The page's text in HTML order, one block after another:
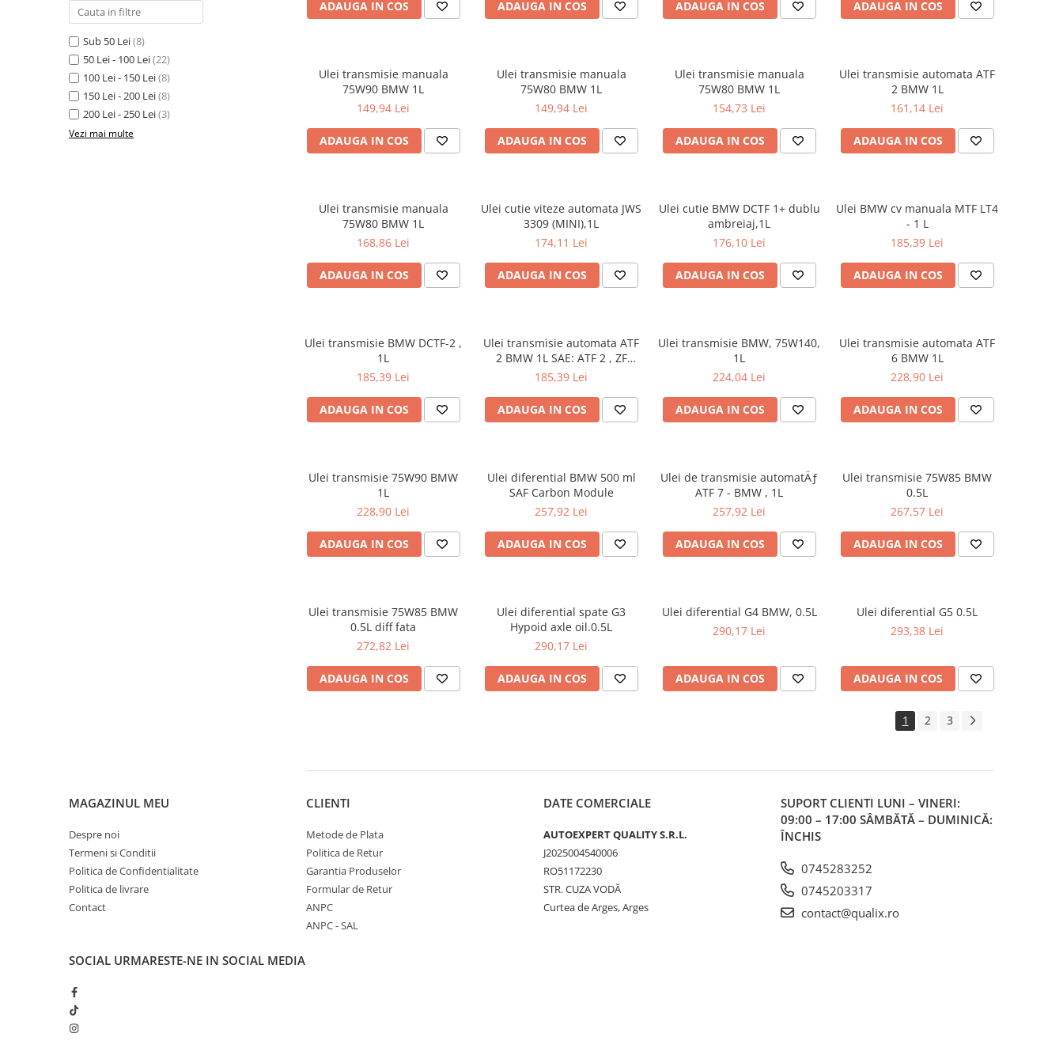
Adaptoare LED
Anulatoare eoare LED
Auxiliare Halogen
Auxiliare LED
Ulei Transmisie
Sub 50 Lei(8)
50 Lei - 100 Lei(22)
100 Lei - 150 Lei(8)
150 Lei - 200 Lei(8)
200 Lei - 250 Lei(3)
Vezi mai multe
ADAUGA IN COS ADAUGA IN COS ADAUGA IN COS ADAUGA IN COS
Ulei transmisie manuala
75W90 BMW 1L
149,94 Lei
ADAUGA IN COS
Ulei transmisie manuala
75W80 BMW 1L
149,94 Lei
ADAUGA IN COS
Ulei transmisie manuala
75W80 BMW 1L
154,73 Lei
ADAUGA IN COS
Ulei transmisie automata ATF
2 BMW 1L
161,14 Lei
ADAUGA IN COS
Ulei transmisie manuala
75W80 BMW 1L
168,86 Lei
ADAUGA IN COS
Ulei cutie viteze automata JWS
3309 (MINI),1L
174,11 Lei
ADAUGA IN COS
Ulei cutie BMW DCTF 1+ dublu
ambreiaj,1L
176,10 Lei
ADAUGA IN COS
Ulei BMW cv manuala MTF LT4
- 1 L
185,39 Lei
ADAUGA IN COS
Ulei transmisie BMW DCTF-2 ,
1L
185,39 Lei
ADAUGA IN COS
Ulei transmisie automata ATF
2 BMW 1L SAE: ATF 2 , ZF
LifeGuardFluid 6 Aplicatii:
185,39 Lei
ADAUGA IN COS
Ulei transmisie BMW, 75W140,
1L
224,04 Lei
ADAUGA IN COS
Ulei transmisie automata ATF
6 BMW 1L
228,90 Lei
ADAUGA IN COS
Ulei transmisie 75W90 BMW
1L
228,90 Lei
ADAUGA IN COS
Ulei diferential BMW 500 ml
SAF Carbon Module
257,92 Lei
ADAUGA IN COS
Ulei de transmisie automatÄƒ
ATF 7 - BMW , 1L
257,92 Lei
ADAUGA IN COS
Ulei transmisie 75W85 BMW
0.5L
267,57 Lei
ADAUGA IN COS
Ulei transmisie 75W85 BMW
0.5L diff fata
272,82 Lei
ADAUGA IN COS
Ulei diferential spate G3
Hypoid axle oil.0.5L
290,17 Lei
ADAUGA IN COS
Ulei diferential G4 BMW, 0.5L
290,17 Lei
ADAUGA IN COS
Ulei diferential G5 0.5L
293,38 Lei
ADAUGA IN COS
1 2 3
MAGAZINUL MEU
Despre noi
Termeni si Conditii
Politica de Confidentialitate
Politica de livrare
Contact
CLIENTI
Metode de Plata
Politica de Retur
Garantia Produselor
Formular de Retur
ANPC
ANPC - SAL
DATE COMERCIALE
AUTOEXPERT QUALITY S.R.L.
J2025004540006
RO51172230
STR. CUZA VODĂ
Curtea de Arges, Arges
SUPORT CLIENTI LUNI – VINERI:
09:00 – 17:00 SÂMBĂTĂ – DUMINICĂ:
ÎNCHIS
0745283252
0745203317
contact@qualix.ro
SOCIAL URMARESTE-NE IN SOCIAL MEDIA